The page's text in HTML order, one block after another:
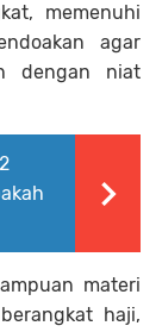
memenuhi
agar
dengan niat
materi
haji,